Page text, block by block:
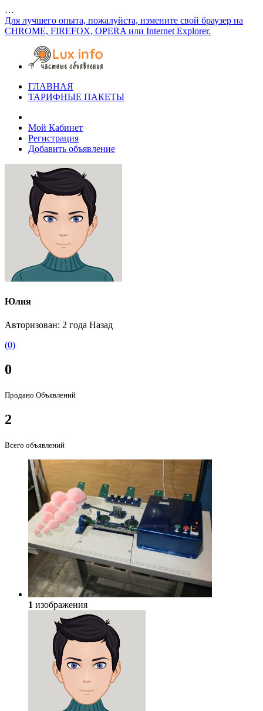
…
Для лучшего опыта, пожалуйста, измените свой браузер на
CHROME, FIREFOX, OPERA или Internet Explorer.
ГЛАВНАЯ
ТАРИФНЫЕ ПАКЕТЫ
Мой Кабинет
Регистрация
Добавить объявление
Юлия
Авторизован: 2 года Назад
(0)
0
Продано Объявлений
2
Всего объявлений
1 изображения